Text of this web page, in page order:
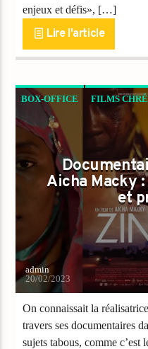
enjeux et défis», […]
Lire l'article
BOX-OFFICE FILMS
Aicha Macky
et
admin
20/02/2023
On connaissait la
travers ses documentaires
sujets tabous, comme c’est